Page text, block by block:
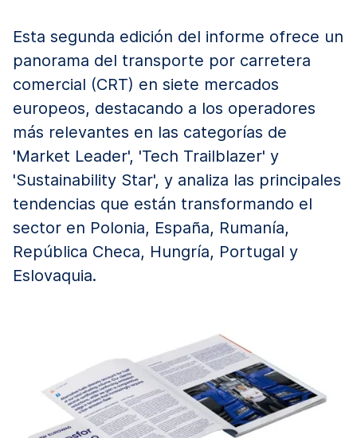
Esta segunda edición del informe ofrece un
panorama del transporte por carretera
comercial (CRT) en siete mercados
europeos, destacando a los operadores
más relevantes en las categorías de
'Market Leader', 'Tech Trailblazer' y
'Sustainability Star', y analiza las principales
tendencias que están transformando el
sector en Polonia, España, Rumanía,
República Checa, Hungría, Portugal y
Eslovaquia.